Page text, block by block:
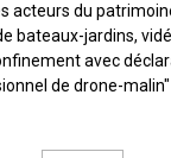
acteurs du
bateaux-jardins,
avec
de drone-malin"